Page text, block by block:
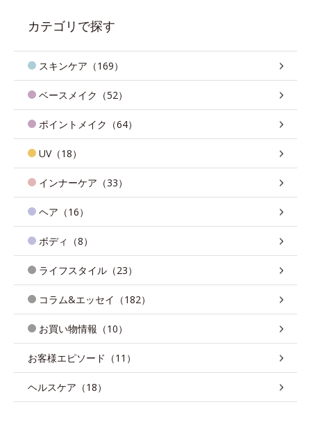
カテゴリで探す
スキンケア（169）
ベースメイク（52）
ポイントメイク（64）
UV（18）
インナーケア（33）
ヘア（16）
ボディ（8）
ライフスタイル（23）
コラム&エッセイ（182）
お買い物情報（10）
お客様エピソード（11）
ヘルスケア（18）